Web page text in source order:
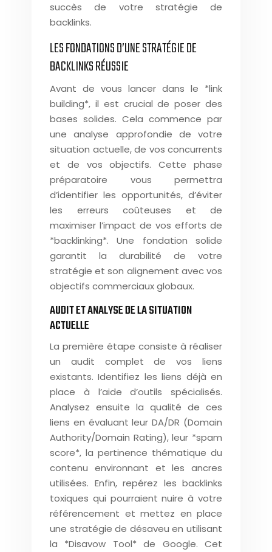
succès de votre stratégie de
backlinks.
LES FONDATIONS D’UNE STRATÉGIE DE
BACKLINKS RÉUSSIE
Avant de vous lancer dans le *link
building*, il est crucial de poser des
bases solides. Cela commence par
une analyse approfondie de votre
situation actuelle, de vos concurrents
et de vos objectifs. Cette phase
préparatoire vous permettra
d’identifier les opportunités, d’éviter
les erreurs coûteuses et de
maximiser l’impact de vos efforts de
*backlinking*. Une fondation solide
garantit la durabilité de votre
stratégie et son alignement avec vos
objectifs commerciaux globaux.
AUDIT ET ANALYSE DE LA SITUATION
ACTUELLE
La première étape consiste à réaliser
un audit complet de vos liens
existants. Identifiez les liens déjà en
place à l’aide d’outils spécialisés.
Analysez ensuite la qualité de ces
liens en évaluant leur DA/DR (Domain
Authority/Domain Rating), leur *spam
score*, la pertinence thématique du
contenu environnant et les ancres
utilisées. Enfin, repérez les backlinks
toxiques qui pourraient nuire à votre
référencement et mettez en place
une stratégie de désaveu en utilisant
la *Disavow Tool* de Google. Cet